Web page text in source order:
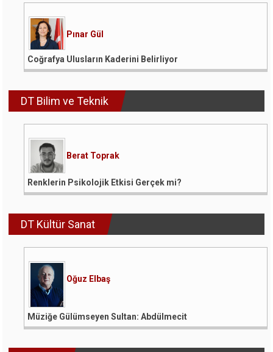
Pınar Gül
Coğrafya Ulusların Kaderini Belirliyor
DT Bilim ve Teknik
Berat Toprak
Renklerin Psikolojik Etkisi Gerçek mi?
DT Kültür Sanat
Oğuz Elbaş
Müziğe Gülümseyen Sultan: Abdülmecit